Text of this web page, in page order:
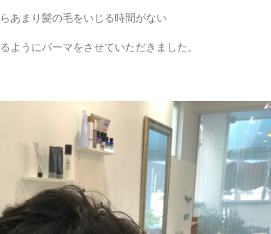
あまり髪の毛をいじる時間がない
ようにパーマをさせていただきました。